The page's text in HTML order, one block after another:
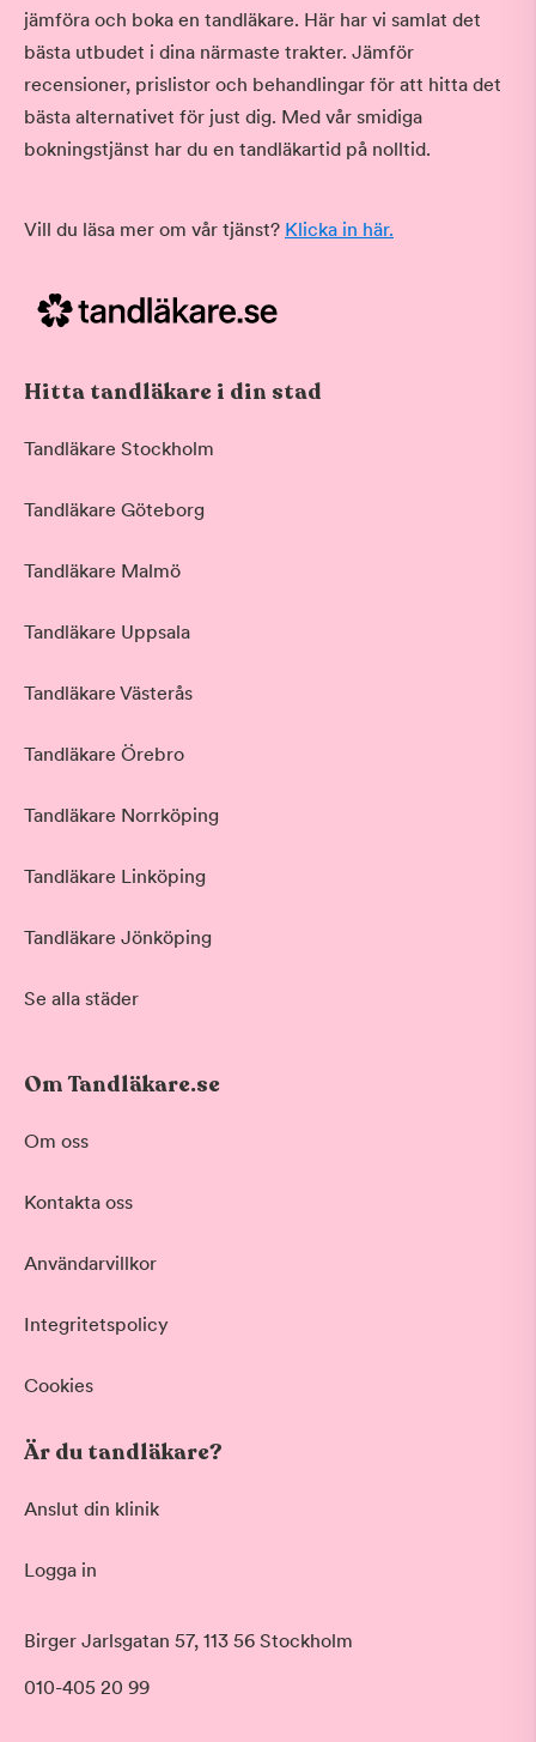
Behandling
Akut tandvård
Grundlig kontroll av tänder och tandkött
Professionell rengöring och puts
Skonsam blekning för vitare tänder
Datum
Tid på dagen
Morgon
Förmiddag
jämföra och boka en tandläkare. Här har vi samlat det
bästa utbudet i dina närmaste trakter. Jämför
recensioner, prislistor och behandlingar för att hitta det
bästa alternativet för just dig. Med vår smidiga
bokningstjänst har du en tandläkartid på nolltid.
Vill du läsa mer om vår tjänst? Klicka in här.
Hitta tandläkare i din stad
Tandläkare Stockholm
Tandläkare Göteborg
Tandläkare Malmö
Tandläkare Uppsala
Tandläkare Västerås
Tandläkare Örebro
Tandläkare Norrköping
Tandläkare Linköping
Tandläkare Jönköping
Se alla städer
Om Tandläkare.se
Om oss
Kontakta oss
Användarvillkor
Integritetspolicy
Cookies
Är du tandläkare?
Anslut din klinik
Logga in
Birger Jarlsgatan 57, 113 56 Stockholm
010-405 20 99